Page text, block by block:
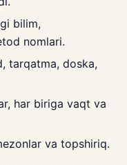
bilim,
nomlari.
tarqatma, doska,
har biriga vaqt va
va topshiriq.